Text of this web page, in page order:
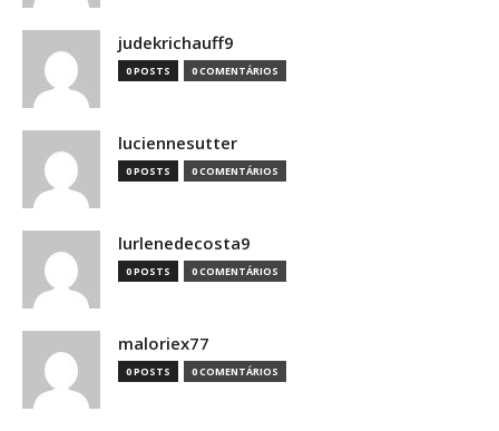
judekrichauff9
0 POSTS 0 COMENTÁRIOS
luciennesutter
0 POSTS 0 COMENTÁRIOS
lurlenedecosta9
0 POSTS 0 COMENTÁRIOS
maloriex77
0 POSTS 0 COMENTÁRIOS